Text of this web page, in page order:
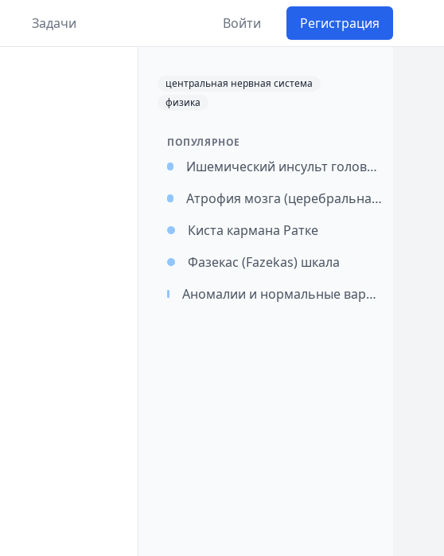
Задачи Войти Регистрация
центральная нервная система
физика
ПОПУЛЯРНОЕ
Ишемический инсульт головного мозга
Атрофия мозга (церебральная атрофия)
Киста кармана Ратке
Фазекас (Fazekas) шкала
Аномалии и нормальные варианты внутричерепных артерий: подход к классификации и значимость